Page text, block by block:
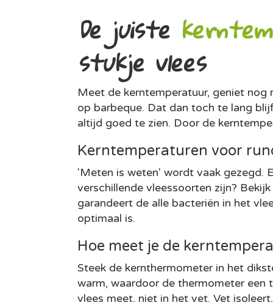
De juiste
stukje vlees
Meet de kerntemperatuur, geniet nog
op barbeque. Dat dan toch te lang
altijd goed te zien. Door de
Kerntemperaturen voor
'Meten is weten' wordt vaak gezegd.
verschillende vleessoorten zijn?
garandeert de alle bacteriën in het
optimaal is.
Hoe meet je de
Steek de kernthermometer in het
warm, waardoor de thermometer
vlees meet, niet in het vet. Vet